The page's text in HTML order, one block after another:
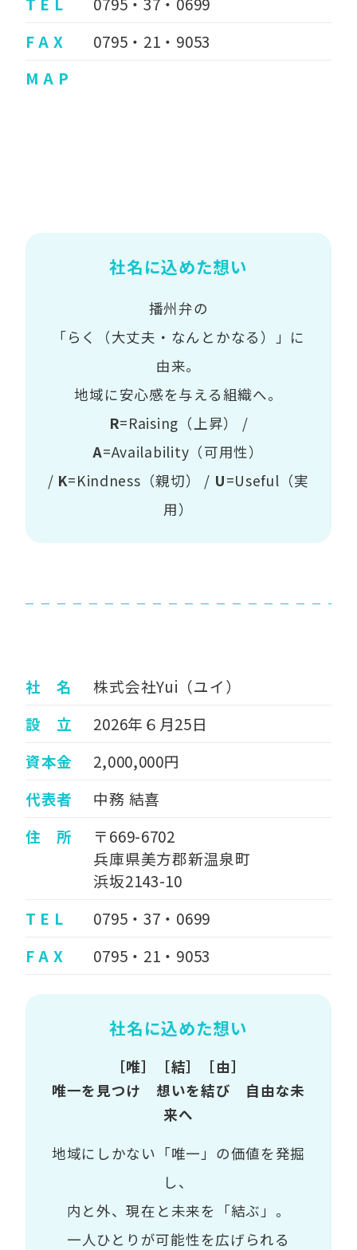
F A X
0795・21・9053
M A P
社名に込めた想い
播州弁の
「らく（大丈夫・なんとかなる）」に
由来。
地域に安心感を与える組織へ。
R=Raising（上昇） /
A=Availability（可用性）
/ K=Kindness（親切） / U=Useful（実
用）
社 名
株式会社Yui（ユイ）
設 立
2026年６月25日
資本金
2,000,000円
代表者
中務 結喜
住 所
〒669-6702
兵庫県美方郡新温泉町
浜坂2143-10
T E L
0795・37・0699
F A X
0795・21・9053
社名に込めた想い
［唯］［結］［由］
唯一を見つけ 想いを結び 自由な未
来へ
地域にしかない「唯一」の価値を発掘
し、
内と外、現在と未来を「結ぶ」。
一人ひとりが可能性を広げられる